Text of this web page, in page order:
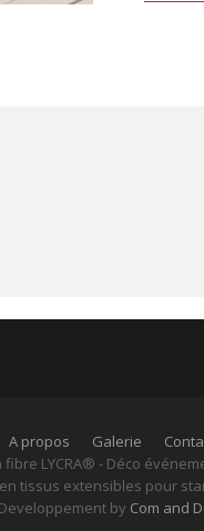
A propos Galerie
LYCRA® - Déco
tissus extensibles pour
Developpement by Com and